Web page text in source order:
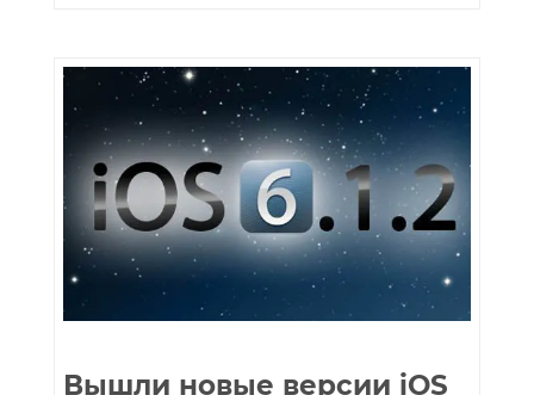
Вышли новые версии iOS